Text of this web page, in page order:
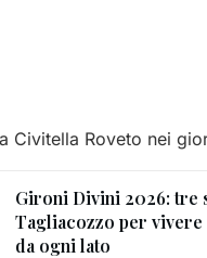
Civitella Roveto nei
Gironi Divini 2026: tre
Tagliacozzo per vivere
da ogni lato